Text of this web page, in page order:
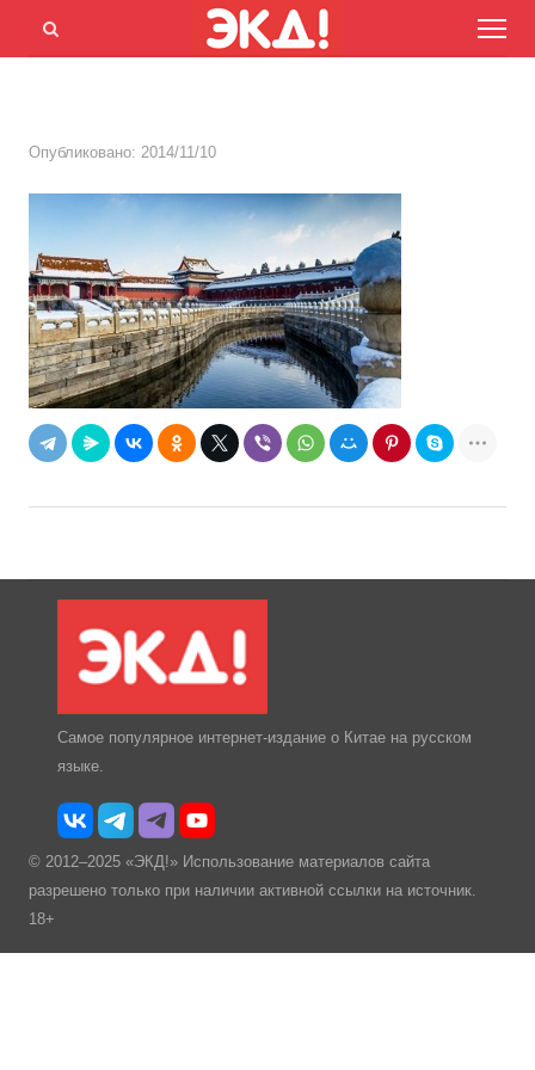
Menu
Открыть
Опубликовано: 2014/11/10
Самое популярное интернет-издание о Китае на русском
языке.
© 2012–2025 «ЭКД!» Использование материалов сайта
разрешено только при наличии активной ссылки на источник.
18+